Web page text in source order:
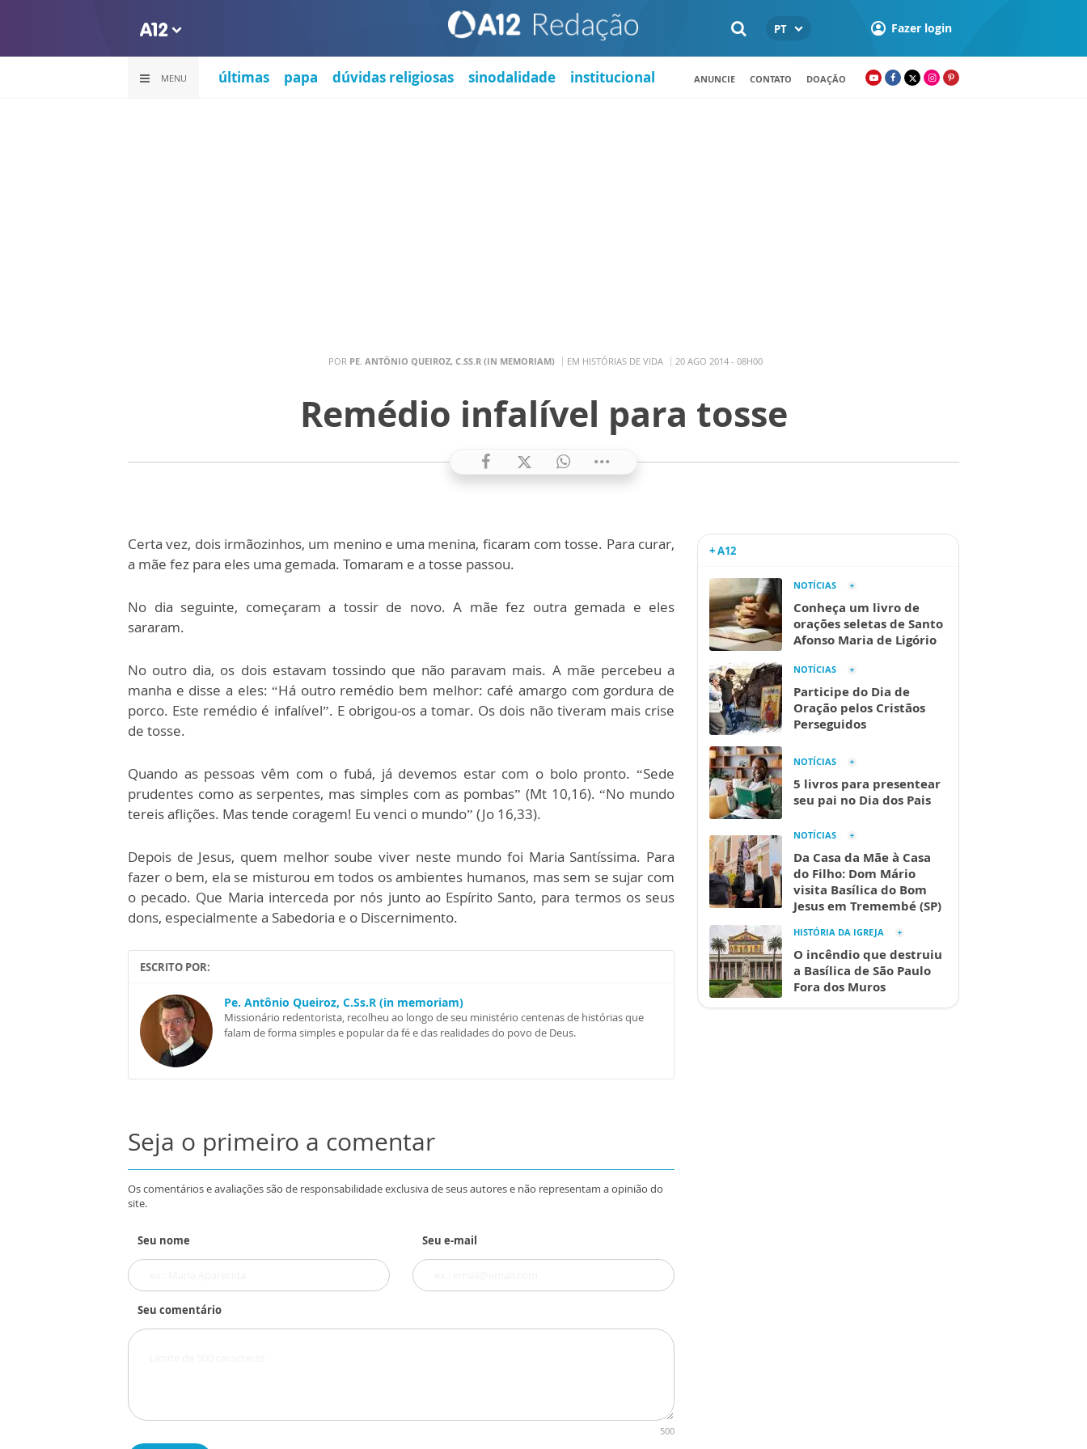
PT Fazer login
MENU últimas papa dúvidas religiosas sinodalidade institucional ANUNCIE CONTATO DOAÇÃO
POR PE. ANTÔNIO QUEIROZ, C.SS.R (IN MEMORIAM) EM HISTÓRIAS DE VIDA 20 AGO 2014 - 08H00
Remédio infalível para tosse
Certa vez, dois irmãozinhos, um menino e uma menina, ficaram com tosse. Para curar,
a mãe fez para eles uma gemada. Tomaram e a tosse passou.
No dia seguinte, começaram a tossir de novo. A mãe fez outra gemada e eles
sararam.
No outro dia, os dois estavam tossindo que não paravam mais. A mãe percebeu a
manha e disse a eles: “Há outro remédio bem melhor: café amargo com gordura de
porco. Este remédio é infalível”. E obrigou-os a tomar. Os dois não tiveram mais crise
de tosse.
Quando as pessoas vêm com o fubá, já devemos estar com o bolo pronto. “Sede
prudentes como as serpentes, mas simples com as pombas” (Mt 10,16). “No mundo
tereis aflições. Mas tende coragem! Eu venci o mundo” (Jo 16,33).
Depois de Jesus, quem melhor soube viver neste mundo foi Maria Santíssima. Para
fazer o bem, ela se misturou em todos os ambientes humanos, mas sem se sujar com
o pecado. Que Maria interceda por nós junto ao Espírito Santo, para termos os seus
dons, especialmente a Sabedoria e o Discernimento.
ESCRITO POR:
Pe. Antônio Queiroz, C.Ss.R (in memoriam)
Missionário redentorista, recolheu ao longo de seu ministério centenas de histórias que
falam de forma simples e popular da fé e das realidades do povo de Deus.
Seja o primeiro a comentar
Os comentários e avaliações são de responsabilidade exclusiva de seus autores e não representam a opinião do
site.
Seu nome Seu e-mail
Seu comentário
500
+ A12
NOTÍCIAS
Conheça um livro de
orações seletas de Santo
Afonso Maria de Ligório
NOTÍCIAS
Participe do Dia de
Oração pelos Cristãos
Perseguidos
NOTÍCIAS
5 livros para presentear
seu pai no Dia dos Pais
NOTÍCIAS
Da Casa da Mãe à Casa
do Filho: Dom Mário
visita Basílica do Bom
Jesus em Tremembé (SP)
HISTÓRIA DA IGREJA
O incêndio que destruiu
a Basílica de São Paulo
Fora dos Muros